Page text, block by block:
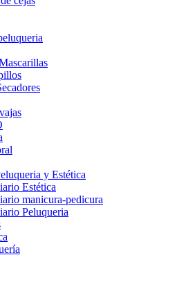
y Estética
Estética
manicura-pedicura
Peluqueria